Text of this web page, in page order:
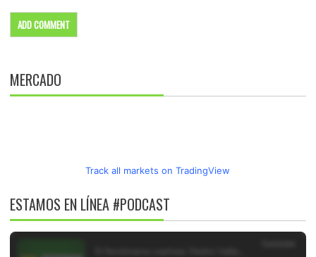
MERCADO
Track all markets on TradingView
ESTAMOS EN LÍNEA #PODCAST